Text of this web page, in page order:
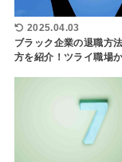
2025.04.03
ブラック企業の退職方
方を紹介！ツライ職場